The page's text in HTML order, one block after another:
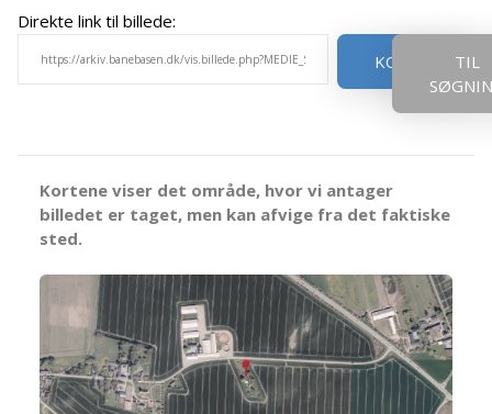
Direkte link til billede:
KOPIER
TIL
Kortene viser det område, hvor vi antager
billedet er taget, men kan afvige fra det faktiske
sted.